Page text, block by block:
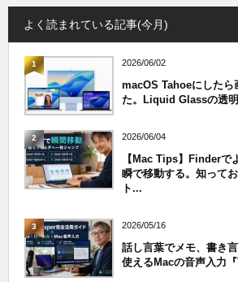
よく読まれている記事(今月)
1 2026/06/02
macOS Tahoeにしたら
た。Liquid Glassの透
2 2026/06/04
【Mac Tips】Finderで
瞬で移動する。知って
ト...
3 2026/05/16
話し言葉でメモ、書き
使えるMacの音声入力